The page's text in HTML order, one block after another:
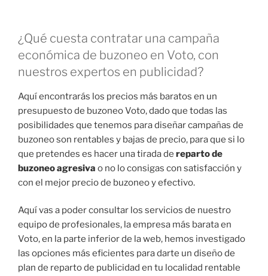
¿Qué cuesta contratar una campaña
económica de buzoneo en Voto, con
nuestros expertos en publicidad?
Aquí encontrarás los precios más baratos en un
presupuesto de buzoneo Voto, dado que todas las
posibilidades que tenemos para diseñar campañas de
buzoneo son rentables y bajas de precio, para que si lo
que pretendes es hacer una tirada de reparto de
buzoneo agresiva o no lo consigas con satisfacción y
con el mejor precio de buzoneo y efectivo.
Aquí vas a poder consultar los servicios de nuestro
equipo de profesionales, la empresa más barata en
Voto, en la parte inferior de la web, hemos investigado
las opciones más eficientes para darte un diseño de
plan de reparto de publicidad en tu localidad rentable